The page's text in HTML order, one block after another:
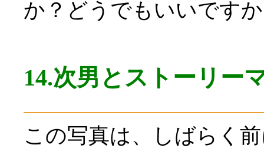
か？どうでもいいです
14.次男とストーリー
この写真は、しばらく